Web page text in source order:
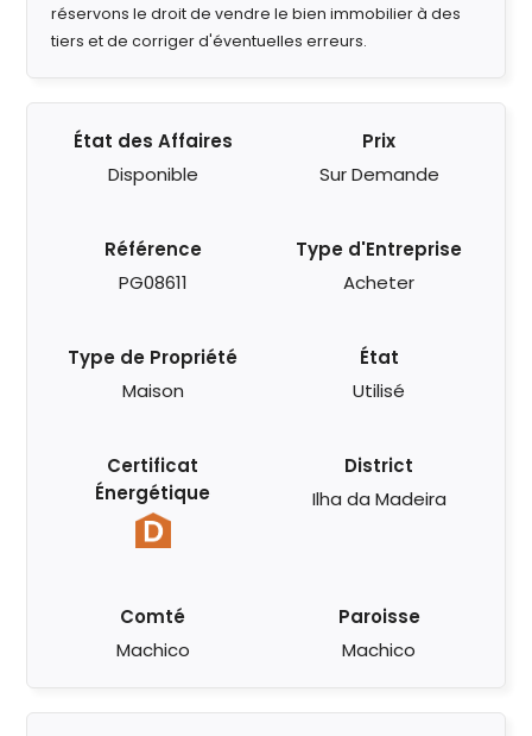
réservons le droit de vendre le bien immobilier à des
tiers et de corriger d'éventuelles erreurs.
État des Affaires
Disponible
Prix
Sur Demande
Référence
PG08611
Type d'Entreprise
Acheter
Type de Propriété
Maison
État
Utilisé
Certificat
Énergétique
District
Ilha da Madeira
Comté
Machico
Paroisse
Machico